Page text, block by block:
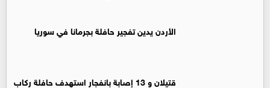
الأردن يدين تفجير حافلة بجرمانا في سوريا
قتيلان و 13 إصابة بانفجار استهدف حافلة ركاب